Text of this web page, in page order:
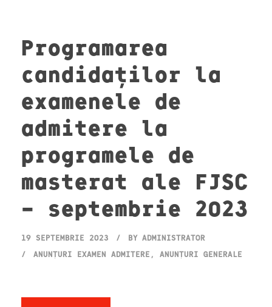
Programarea
candidaților la
examenele de
admitere la
programele de
masterat ale FJSC
– septembrie 2023
19 SEPTEMBRIE 2023 BY ADMINISTRATOR
ANUNȚURI EXAMEN ADMITERE , ANUNȚURI GENERALE